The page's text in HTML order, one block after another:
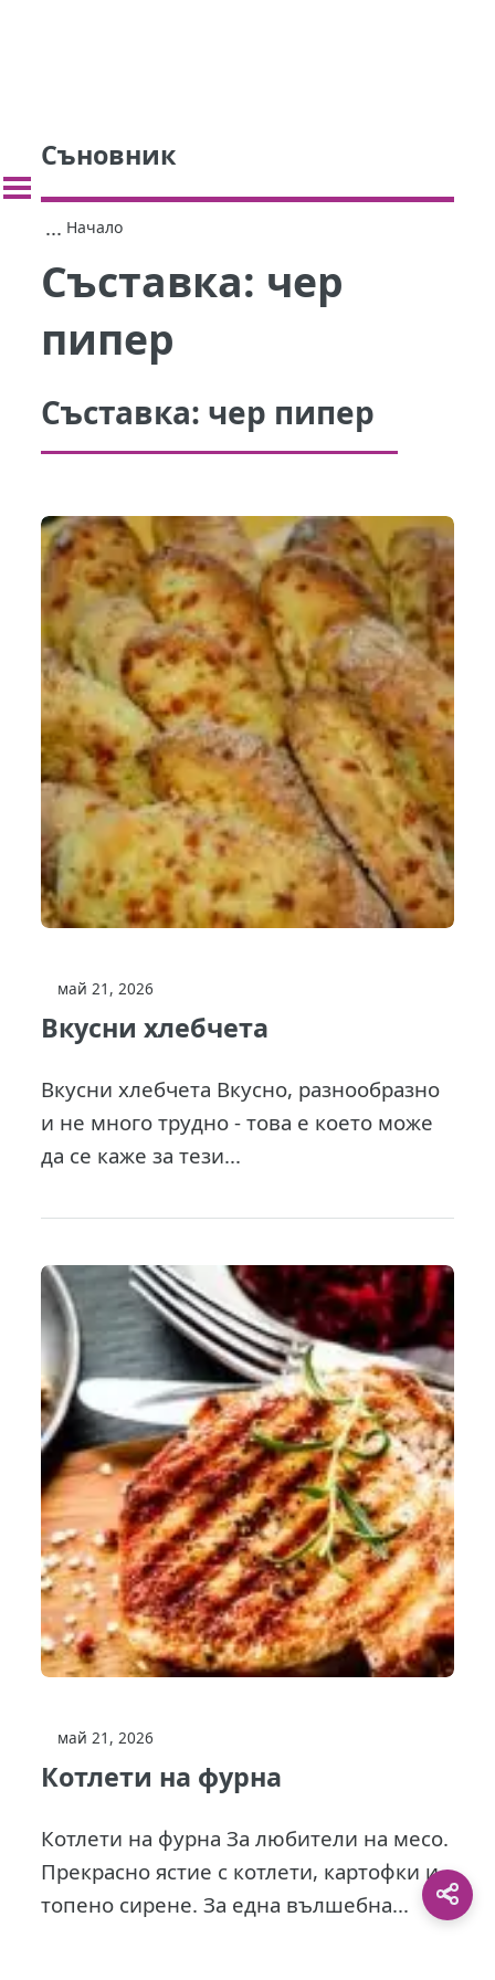
Съновник
... Начало
Съставка: чер
пипер
Съставка: чер пипер
май 21, 2026
Вкусни хлебчета
Вкусни хлебчета Вкусно, разнообразно
и не много трудно - това е което може
да се каже за тези...
май 21, 2026
Котлети на фурна
Котлети на фурна За любители на месо.
Прекрасно ястие с котлети, картофки и
топено сирене. За една вълшебна...